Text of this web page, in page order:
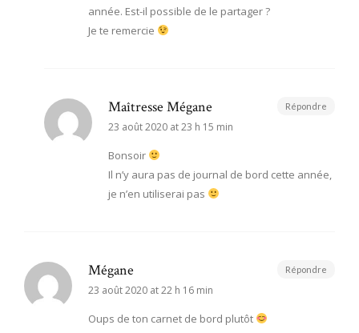
année. Est-il possible de le partager ?
Je te remercie
Maîtresse Mégane
23 août 2020 at 23 h 15 min
Bonsoir
Il n’y aura pas de journal de bord cette année,
je n’en utiliserai pas
Répondre
Mégane
23 août 2020 at 22 h 16 min
Oups de ton carnet de bord plutôt
Répondre